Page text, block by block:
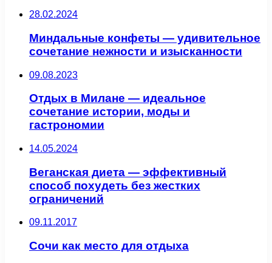
28.02.2024
Миндальные конфеты — удивительное
сочетание нежности и изысканности
09.08.2023
Отдых в Милане — идеальное
сочетание истории, моды и
гастрономии
14.05.2024
Веганская диета — эффективный
способ похудеть без жестких
ограничений
09.11.2017
Сочи как место для отдыха